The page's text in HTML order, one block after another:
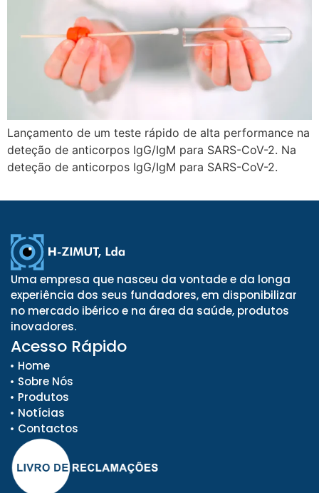
Lançamento de um teste rápido de alta performance na
deteção de anticorpos IgG/IgM para SARS-CoV-2. Na
deteção de anticorpos IgG/IgM para SARS-CoV-2.
Uma empresa que nasceu da vontade e da longa
experiência dos seus fundadores, em disponibilizar
no mercado ibérico e na área da saúde, produtos
inovadores.
Acesso Rápido
Home
Sobre Nós
Produtos
Notícias
Contactos